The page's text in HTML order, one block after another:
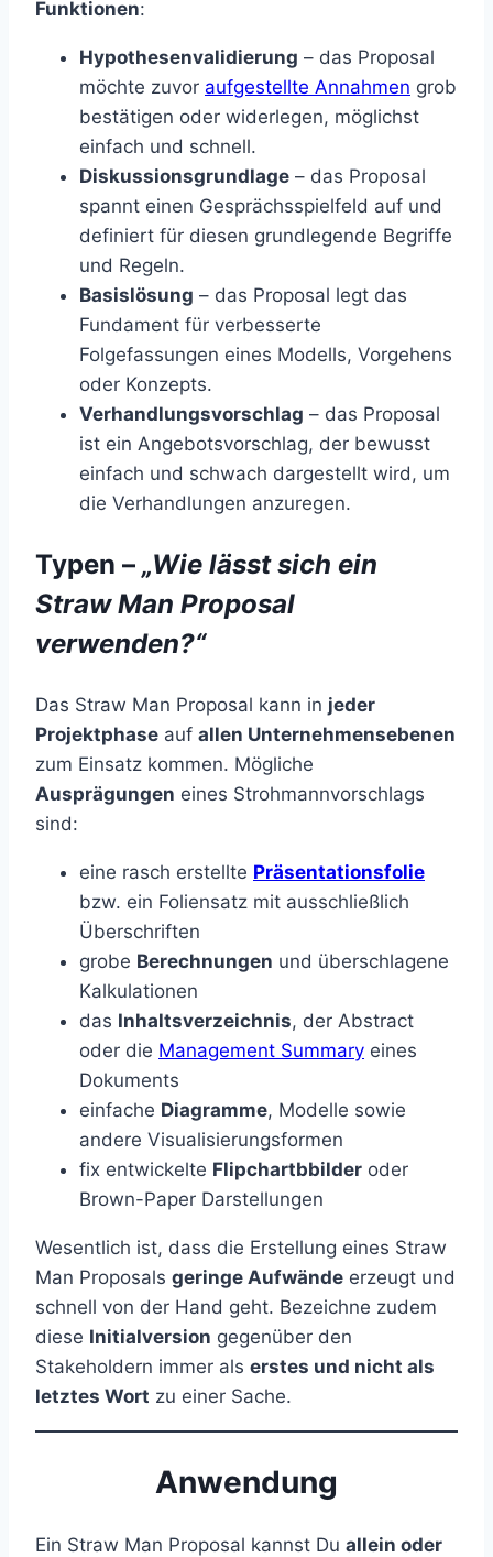
Funktionen:
Hypothesenvalidierung – das Proposal
möchte zuvor aufgestellte Annahmen grob
bestätigen oder widerlegen, möglichst
einfach und schnell.
Diskussionsgrundlage – das Proposal
spannt einen Gesprächsspielfeld auf und
definiert für diesen grundlegende Begriffe
und Regeln.
Basislösung – das Proposal legt das
Fundament für verbesserte
Folgefassungen eines Modells, Vorgehens
oder Konzepts.
Verhandlungsvorschlag – das Proposal
ist ein Angebotsvorschlag, der bewusst
einfach und schwach dargestellt wird, um
die Verhandlungen anzuregen.
Typen – „Wie lässt sich ein
Straw Man Proposal
verwenden?“
Das Straw Man Proposal kann in jeder
Projektphase auf allen Unternehmensebenen
zum Einsatz kommen. Mögliche
Ausprägungen eines Strohmannvorschlags
sind:
eine rasch erstellte Präsentationsfolie
bzw. ein Foliensatz mit ausschließlich
Überschriften
grobe Berechnungen und überschlagene
Kalkulationen
das Inhaltsverzeichnis, der Abstract
oder die Management Summary eines
Dokuments
einfache Diagramme, Modelle sowie
andere Visualisierungsformen
fix entwickelte Flipchartbbilder oder
Brown-Paper Darstellungen
Wesentlich ist, dass die Erstellung eines Straw
Man Proposals geringe Aufwände erzeugt und
schnell von der Hand geht. Bezeichne zudem
diese Initialversion gegenüber den
Stakeholdern immer als erstes und nicht als
letztes Wort zu einer Sache.
Anwendung
Ein Straw Man Proposal kannst Du allein oder